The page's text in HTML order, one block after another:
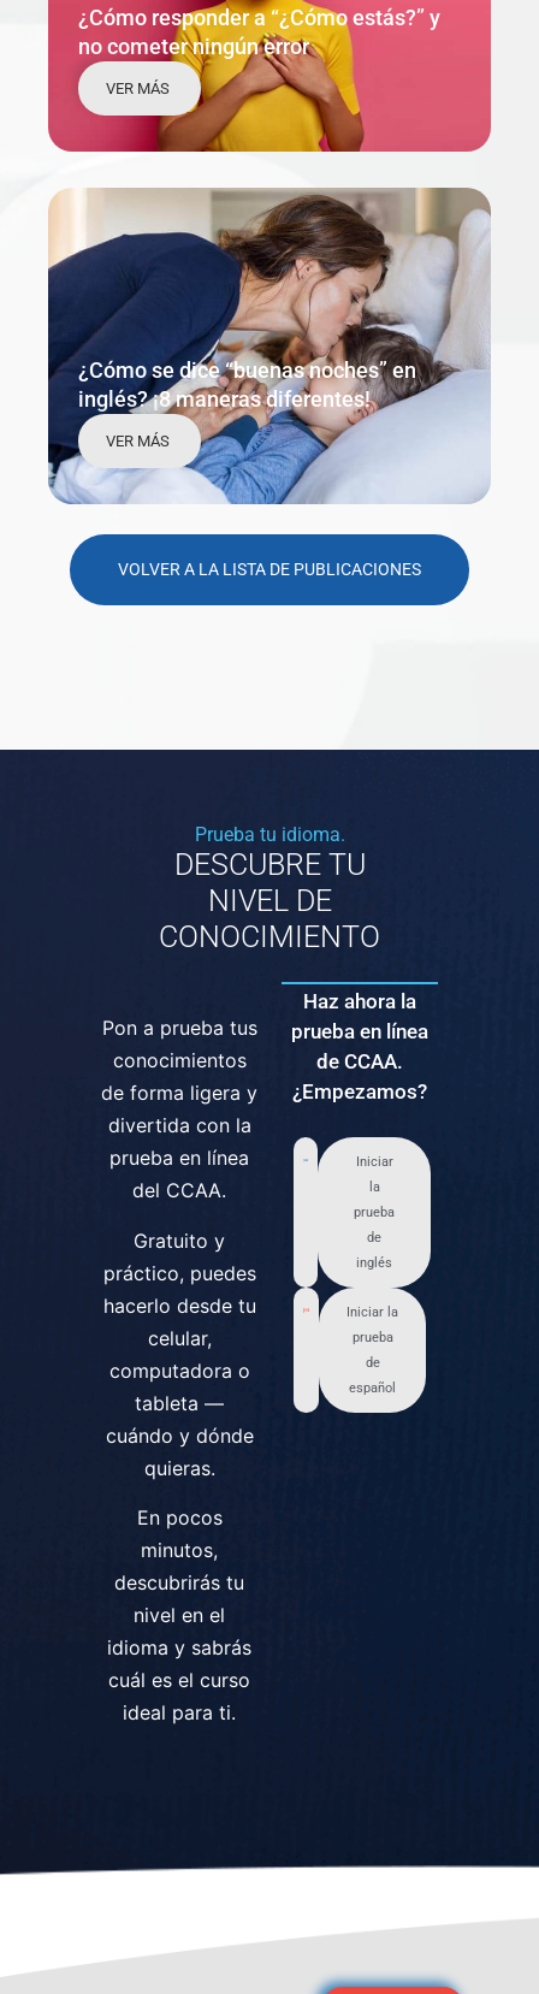
¿Cómo responder a “¿Cómo estás?” y
no cometer ningún error
VER MÁS
¿Cómo se dice “buenas noches” en
inglés? ¡8 maneras diferentes!
VER MÁS
VOLVER A LA LISTA DE PUBLICACIONES
Prueba tu idioma.
DESCUBRE TU
NIVEL DE
CONOCIMIENTO
Pon a prueba tus
conocimientos
de forma ligera y
divertida con la
prueba en línea
del CCAA.
Gratuito y
práctico, puedes
hacerlo desde tu
celular,
computadora o
tableta —
cuándo y dónde
quieras.
En pocos
minutos,
descubrirás tu
nivel en el
idioma y sabrás
cuál es el curso
ideal para ti.
Haz ahora la
prueba en línea
de CCAA.
¿Empezamos?
Iniciar
la
prueba
de
inglés
Iniciar la
prueba
de
español